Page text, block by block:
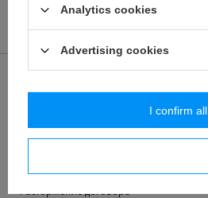
Способы оплаты и комиссии
Политика конфиденциальности
Расторжение договора
Analytics cookies
Advertising cookies
I confirm all